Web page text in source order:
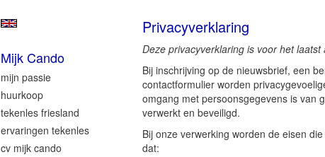
Privacyverklaring
Deze privacyverklaring is voor het
Bij inschrijving op de nieuwsbrief, een
contactformulier worden
omgang met persoonsgegevens is van
verwerkt en beveiligd.
Bij onze verwerking worden de eisen
dat:
Mijk Cando
mijn passie
huurkoop
tekenles friesland
ervaringen tekenles
cv mijk cando